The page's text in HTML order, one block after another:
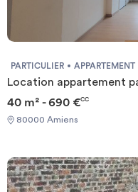
PARTICULIER APPARTEMENT
Location appartement
40 m² - 690 €CC
80000 Amiens